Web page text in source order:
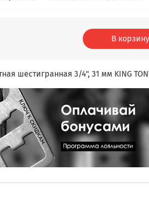
В корзину
шестигранная 3/4", 31 мм KING